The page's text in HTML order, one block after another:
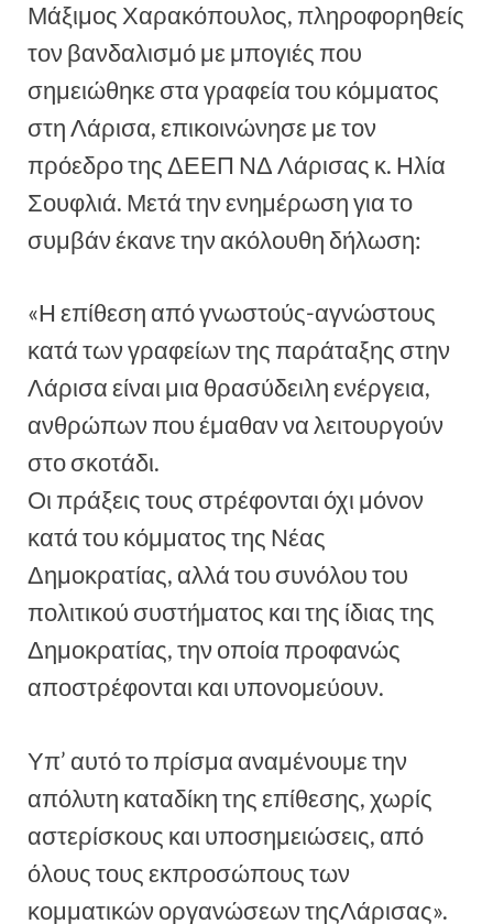
Μάξιμος Χαρακόπουλος, πληροφορηθείς
τον βανδαλισμό με μπογιές που
σημειώθηκε στα γραφεία του κόμματος
στη Λάρισα, επικοινώνησε με τον
πρόεδρο της ΔΕΕΠ ΝΔ Λάρισας κ. Ηλία
Σουφλιά. Μετά την ενημέρωση για το
συμβάν έκανε την ακόλουθη δήλωση:
«Η επίθεση από γνωστούς-αγνώστους
κατά των γραφείων της παράταξης στην
Λάρισα είναι μια θρασύδειλη ενέργεια,
ανθρώπων που έμαθαν να λειτουργούν
στο σκοτάδι.
Οι πράξεις τους στρέφονται όχι μόνον
κατά του κόμματος της Νέας
Δημοκρατίας, αλλά του συνόλου του
πολιτικού συστήματος και της ίδιας της
Δημοκρατίας, την οποία προφανώς
αποστρέφονται και υπονομεύουν.
Υπ’ αυτό το πρίσμα αναμένουμε την
απόλυτη καταδίκη της επίθεσης, χωρίς
αστερίσκους και υποσημειώσεις, από
όλους τους εκπροσώπους των
κομματικών οργανώσεων τηςΛάρισας».